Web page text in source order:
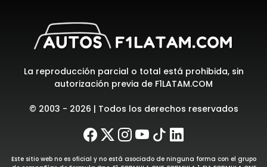
La reproducción parcial o total está prohibida, sin
autorización previa de F1LATAM.COM
© 2003 - 2026 | Todos los derechos reservados
Este sitio web no es oficial y no está asociado de ninguna forma con el grupo